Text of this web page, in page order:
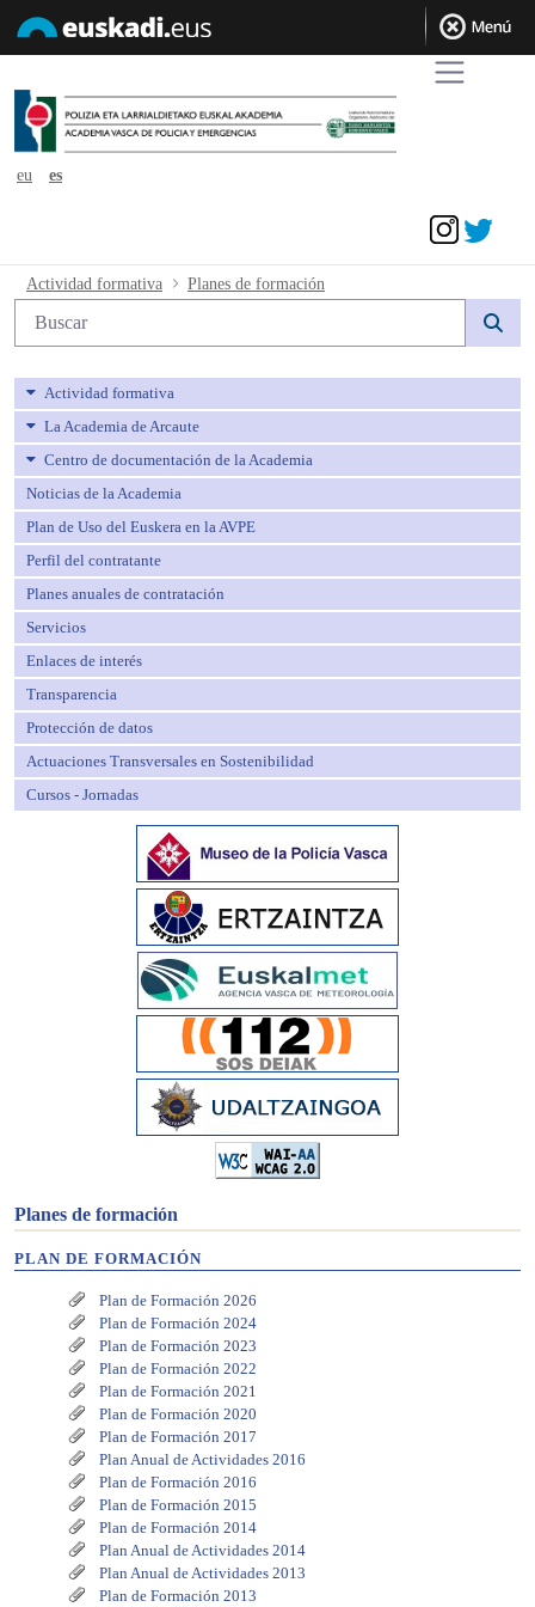
eu
es
Planes de formación - avpe
Actividad formativa Planes de formación
Búsqueda web
Actividad formativa
La Academia de Arcaute
Centro de documentación de la Academia
Noticias de la Academia
Plan de Uso del Euskera en la AVPE
Perfil del contratante
Planes anuales de contratación
Servicios
Enlaces de interés
Transparencia
Protección de datos
Actuaciones Transversales en Sostenibilidad
Cursos - Jornadas
Planes de formación
PLAN DE FORMACIÓN
Plan de Formación 2026
Plan de Formación 2024
Plan de Formación 2023
Plan de Formación 2022
Plan de Formación 2021
Plan de Formación 2020
Plan de Formación 2017
Plan Anual de Actividades 2016
Plan de Formación 2016
Plan de Formación 2015
Plan de Formación 2014
Plan Anual de Actividades 2014
Plan Anual de Actividades 2013
Plan de Formación 2013